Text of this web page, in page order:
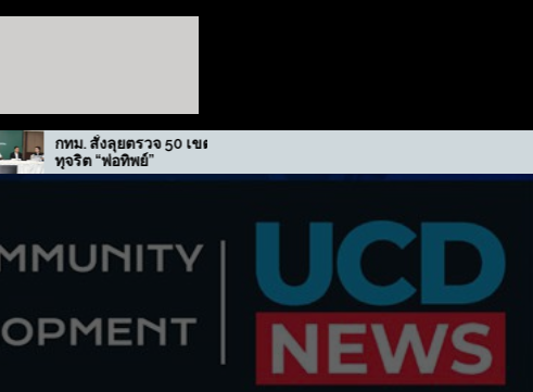
กทม. สั่งลุยตรวจ 50 เขต สกัดปม
ทุจริต “พ่อทิพย์”